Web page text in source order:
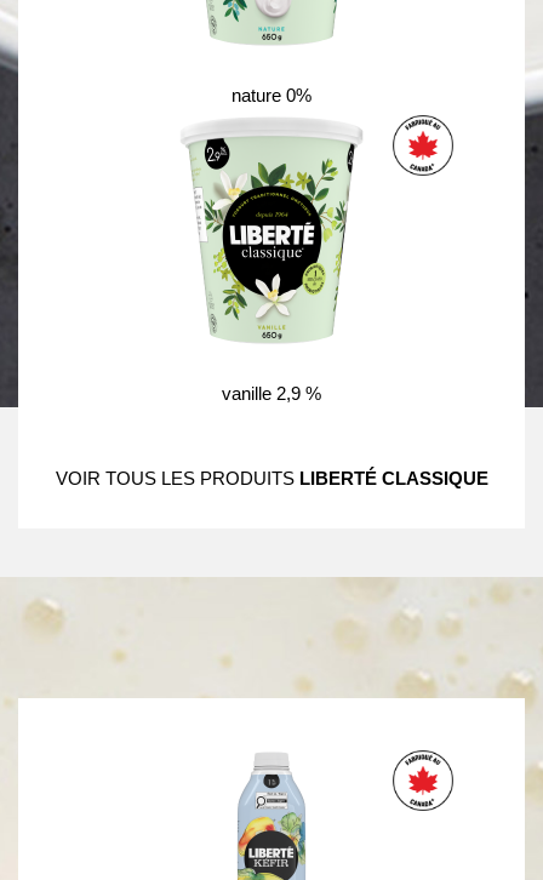
nature 0%
vanille 2,9 %
VOIR TOUS LES PRODUITS LIBERTÉ CLASSIQUE